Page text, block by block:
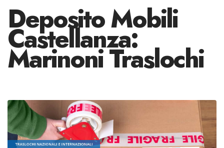
Deposito Mobili
Castellanza:
Marinoni Traslochi